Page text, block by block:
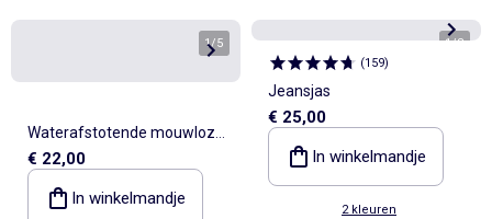
1/5
Waterafstotende mouwloze
gewatteerde jas
€ 22,00
In winkelmandje
1/8
(159)
Jeansjas
€ 25,00
In winkelmandje
2 kleuren